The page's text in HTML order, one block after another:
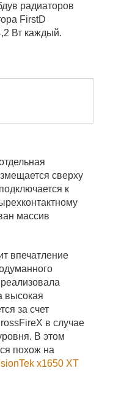
радиаторов
FirstD
Вт каждый.
сверху
к
массив
впечатление
высокая
за счет
в случае
В этом
похож на
x1650 XT